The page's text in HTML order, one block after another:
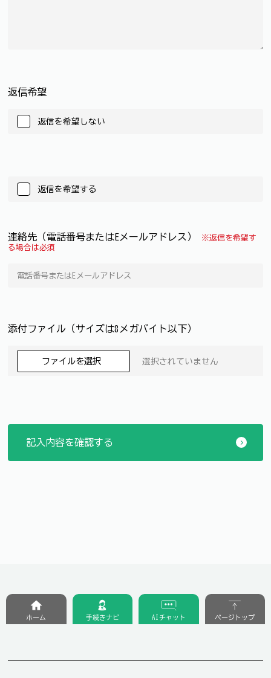
返信希望
返信を希望しない
返信を希望する
連絡先（電話番号またはEメールアドレス）
※返信を希望す
る場合は必須
添付ファイル（サイズは8メガバイト以下）
ファイルを選択 選択されていません
ホーム 手続きナビ AIチャット ページトップ